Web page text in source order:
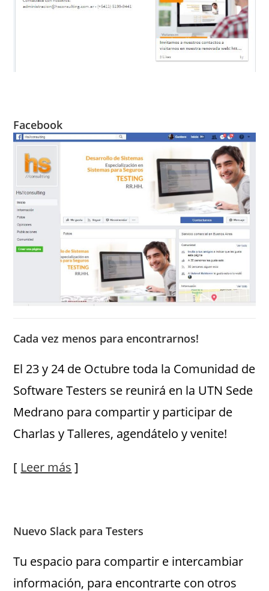
Facebook
Cada vez menos para encontrarnos!
El 23 y 24 de Octubre toda la Comunidad de
Software Testers se reunirá en la UTN Sede
Medrano para compartir y participar de
Charlas y Talleres, agendátelo y venite!
[ Leer más ]
Nuevo Slack para Testers
Tu espacio para compartir e intercambiar
información, para encontrarte con otros